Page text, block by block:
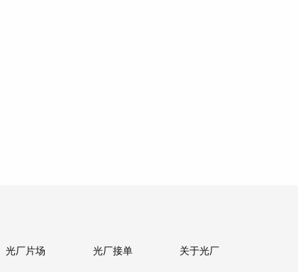
光厂片场 光厂接单 关于光厂